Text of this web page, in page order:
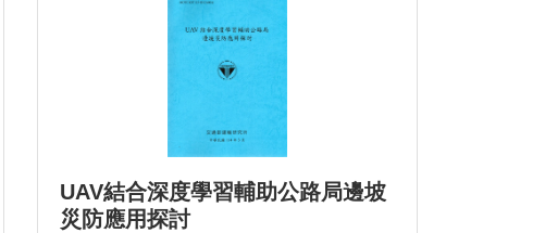
UAV結合深度學習輔助公路局邊坡
災防應用探討